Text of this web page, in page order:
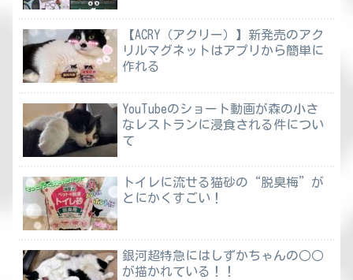
【ACRY（アクリー）】新発売のアク
リルマグネットはアプリから簡単に
作れる
YouTubeのショート動画が森の小さ
なレストランに浸食される件につい
て
トイレに流せる猫砂の“脱臭梅”が
とにかくすごい！
銀河超特急にはしずかちゃんの○○
が描かれている！！